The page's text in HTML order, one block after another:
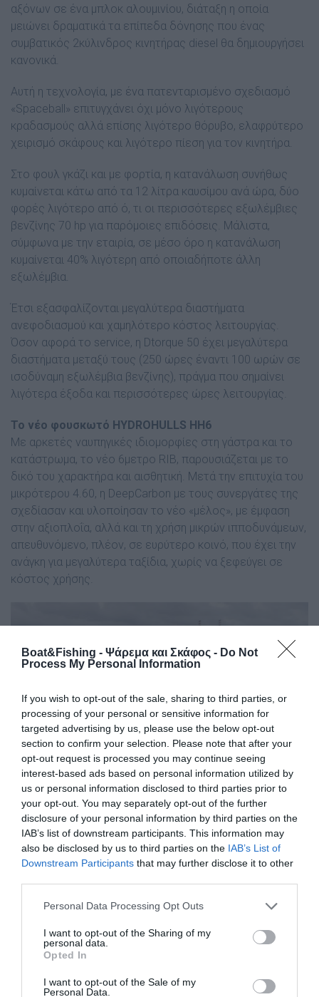
Boat&Fishing - Ψάρεμα και Σκάφος - Do Not
Process My Personal Information
If you wish to opt-out of the sale, sharing to third parties, or
processing of your personal or sensitive information for
targeted advertising by us, please use the below opt-out
section to confirm your selection. Please note that after your
opt-out request is processed you may continue seeing
interest-based ads based on personal information utilized by
us or personal information disclosed to third parties prior to
your opt-out. You may separately opt-out of the further
disclosure of your personal information by third parties on the
IAB’s list of downstream participants. This information may
also be disclosed by us to third parties on the IAB’s List of
Downstream Participants that may further disclose it to other
Personal Data Processing Opt Outs
I want to opt-out of the Sharing of my
personal data.
Opted In
I want to opt-out of the Sale of my
Personal Data.
αξόνων σε ένα µπλοκ αλουµινίου, διάταξη η οποία
µειώνει δραµατικά τα επίπεδα δόνησης που ένας
συµβατικός 2κύλινδρος κινητήρας diesel θα δηµιουργήσει
κανονικά.
Αυτή η τεχνολογία, µε ένα πατενταρισµένο σχεδιασµό
«Spaceball» επιτυγχάνει όχι µόνο λιγότερους
κραδασµούς αλλά επίσης λιγότερο θόρυβο, ελαφρύτερο
χειρισµό σκάφους και λιγότερο πίεση για τον κινητήρα.
Στο φουλ γκάζι και µε φορτία, η κατανάλωση συνήθως
κυµαίνεται κάτω από τα 12 λίτρα καυσίµου ανά ώρα, δύο
φορές λιγότερο από ό, τι οι περισσότερες εξωλέµβιες
βενζίνης 70 hp για παρόµοιες επιδόσεις. Μάλιστα,
σύµφωνα µε την εταιρία, σε µέσο όρο η κατανάλωση
κυµαίνεται 40% λιγότερη από οποιαδήποτε άλλη
εξωλέµβια.
Έτσι εξασφαλίζονται µεγαλύτερα διαστήµατα
ανεφοδιασµού και χαµηλότερο κόστος λειτουργίας.
Όσον αφορά το service, η Dtorque 50 έχει µεγαλύτερα
διαστήµατα µεταξύ τους (250 ώρες έναντι 100 ωρών σε
ισοδύναµη εξωλέµβια βενζίνης), πράγµα που σηµαίνει
λιγότερα έξοδα και περισσότερες ώρες λειτουργίας.
Το νέο φουσκωτό HYDROHULLS ΗΗ6
Με αρκετές ναυπηγικές ιδιοµορφίες στη γάστρα και το
κατάστρωµα, το νέο 6µετρο RIB, παρουσιάζεται µε το
δικό του χαρακτήρα και αισθητική. Μετά την επιτυχία του
µικρότερου 4.60, η DeepCarbon µε τους συνεργάτες της
σχεδίασαν και υλοποίησαν το νέο «µέλος», µε έµφαση
στην αξιοπλοΐα, αλλά και τη χρήση µικρών ιπποδυνάµεων,
απευθυνόµενο, πλέον, σε ευρύτερο κοινό, που έχει την
ανάγκη για µεγαλύτερα ταξίδια, χωρίς να ξεφεύγει σε
κόστος χρήσης.
Χρειάστηκαν δύο έτη να ολοκληρωθεί η σχεδίαση και η
κατασκευή, µε αρκετές παρεµβάσεις και βελτιώσεις
µέχρι το τελικό αποτέλεσµα να προσφέρει άνεση στο
κατάστρωµα, ελάχιστη καταπόνηση στο πλήρωµα
Έτσι, η οµάδα κατέληξε σε πλώρη µε πολύ στενή είσοδο,
που εξασφαλίζουν αξιόλογη πλεύση, µε γλυκιά –
απροβληµάτιστη απόσβεση, ενώ τα έντονα
παρατροπίδια, εκτρέπουν τα νερά σε πάρα πολύ χαµηλή